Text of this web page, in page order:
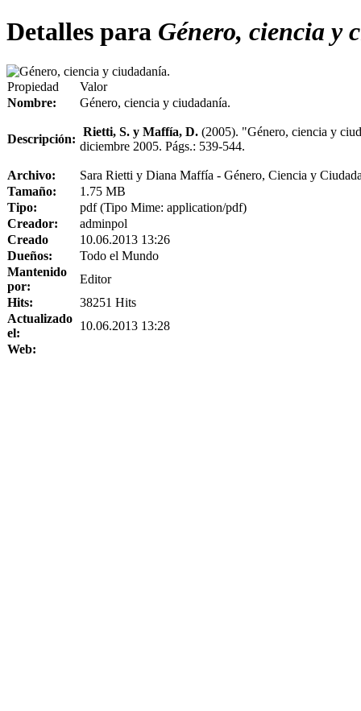
Detalles para Género, ciencia y
Propiedad
Valor
Nombre:
Género, ciencia y ciudadanía.
Descripción:
Rietti, S. y Maffía, D. (2005). "Género, ciencia y
diciembre 2005. Págs.: 539-544.
Archivo:
Sara Rietti y Diana Maffía - Género, Ciencia y
Tamaño:
1.75 MB
Tipo:
pdf (Tipo Mime: application/pdf)
Creador:
adminpol
Creado
10.06.2013 13:26
Dueños:
Todo el Mundo
Mantenido
por:
Editor
Hits:
38251 Hits
Actualizado
el:
10.06.2013 13:28
Web: